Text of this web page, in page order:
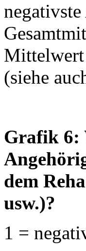
Mittelwert
(siehe
Grafik 6:
dem
usw.)?
1 =